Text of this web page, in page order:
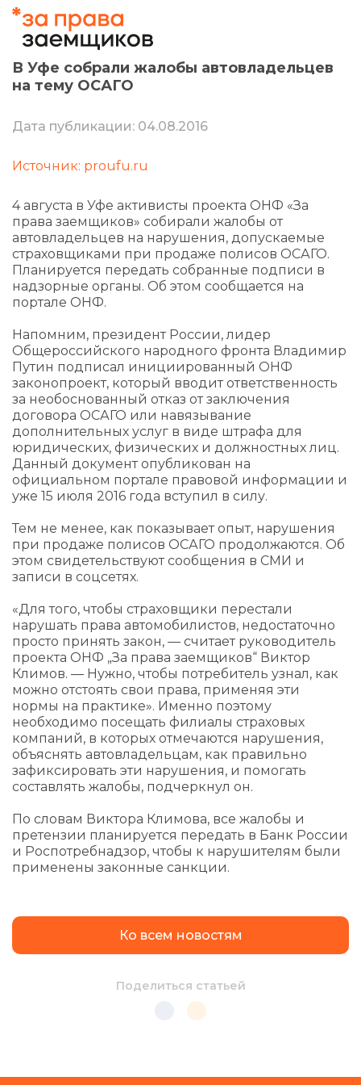
В Уфе собрали жалобы автовладельцев
на тему ОСАГО
Дата публикации: 04.08.2016
Источник: proufu.ru
4 августа в Уфе активисты проекта ОНФ «За
права заемщиков» собирали жалобы от
автовладельцев на нарушения, допускаемые
страховщиками при продаже полисов ОСАГО.
Планируется передать собранные подписи в
надзорные органы. Об этом сообщается на
портале ОНФ.
Напомним, президент России, лидер
Общероссийского народного фронта Владимир
Путин подписал инициированный ОНФ
законопроект, который вводит ответственность
за необоснованный отказ от заключения
договора ОСАГО или навязывание
дополнительных услуг в виде штрафа для
юридических, физических и должностных лиц.
Данный документ опубликован на
официальном портале правовой информации и
уже 15 июля 2016 года вступил в силу.
Тем не менее, как показывает опыт, нарушения
при продаже полисов ОСАГО продолжаются. Об
этом свидетельствуют сообщения в СМИ и
записи в соцсетях.
«Для того, чтобы страховщики перестали
нарушать права автомобилистов, недостаточно
просто принять закон, — считает руководитель
проекта ОНФ „За права заемщиков“ Виктор
Климов. — Нужно, чтобы потребитель узнал, как
можно отстоять свои права, применяя эти
нормы на практике». Именно поэтому
необходимо посещать филиалы страховых
компаний, в которых отмечаются нарушения,
объяснять автовладельцам, как правильно
зафиксировать эти нарушения, и помогать
составлять жалобы, подчеркнул он.
По словам Виктора Климова, все жалобы и
претензии планируется передать в Банк России
и Роспотребнадзор, чтобы к нарушителям были
применены законные санкции.
Ко всем новостям
Поделиться статьей